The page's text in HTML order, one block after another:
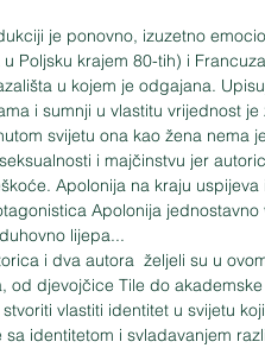
je ponovno, izuzetno
Poljsku krajem 80-tih) i
u kojem je odgajana.
i sumnji u vlastitu vrijednost
svijetu ona kao žena nema
i majčinstvu jer
Apolonija na kraju uspijeva
Apolonija
lijepa...
i dva autora  željeli su u
djevojčice Tile do
vlastiti identitet u svijetu
identitetom i svladavanjem